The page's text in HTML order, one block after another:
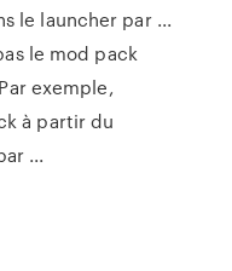
le launcher par ...
le mod pack
exemple,
à partir du
...